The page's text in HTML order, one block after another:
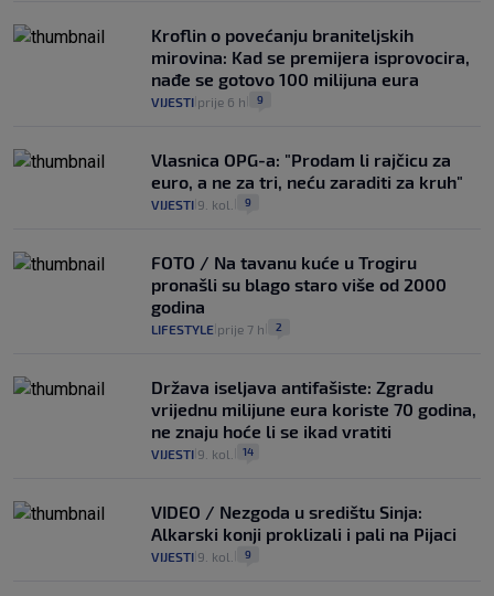
Kroflin o povećanju braniteljskih
mirovina: Kad se premijera isprovocira,
nađe se gotovo 100 milijuna eura
VIJESTI prije 6 h 9
Vlasnica OPG-a: "Prodam li rajčicu za
euro, a ne za tri, neću zaraditi za kruh"
VIJESTI 9. kol. 9
FOTO / Na tavanu kuće u Trogiru
pronašli su blago staro više od 2000
godina
LIFESTYLE prije 7 h 2
Država iseljava antifašiste: Zgradu
vrijednu milijune eura koriste 70 godina,
ne znaju hoće li se ikad vratiti
VIJESTI 9. kol. 14
VIDEO / Nezgoda u središtu Sinja:
Alkarski konji proklizali i pali na Pijaci
VIJESTI 9. kol. 9